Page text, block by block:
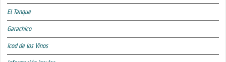
El Tanque
Garachico
Icod de los Vinos